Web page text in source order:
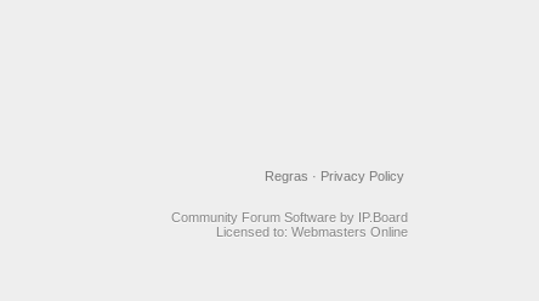
Privacy Policy
Regras ·
Community Forum Software by IP.Board
Licensed to: Webmasters Online